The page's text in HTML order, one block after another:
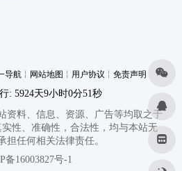
导航 ╎ 网站地图 ╎ 用户协议 ╎ 免责声明
: 5924天9小时0分51秒
资料、信息、资源、广告等均取之于
性、准确性，合法性，均与本站无
担任何相关法律责任。
备16003827号-1